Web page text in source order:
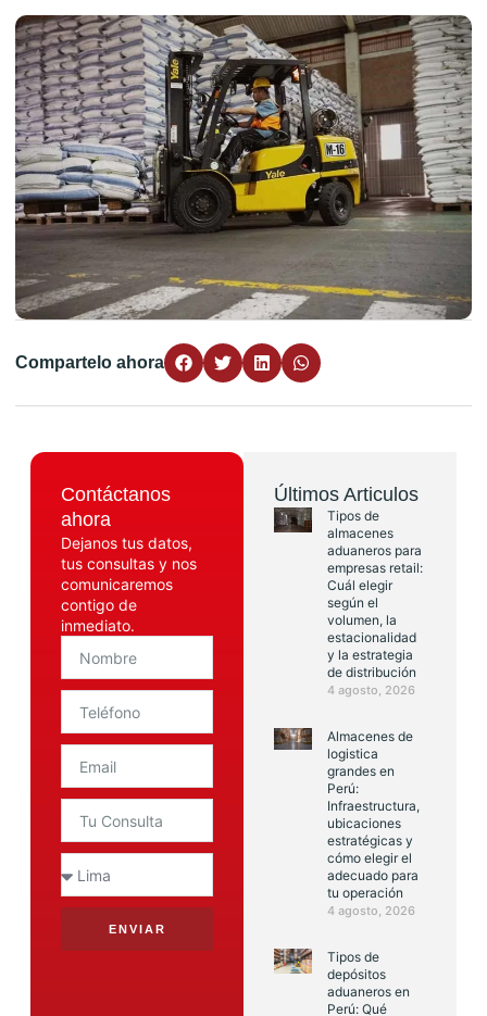
Compartelo ahora
Contáctanos
ahora
Dejanos tus datos,
tus consultas y nos
comunicaremos
contigo de
inmediato.
ENVIAR
Últimos Articulos
Tipos de
almacenes
aduaneros para
empresas retail:
Cuál elegir
según el
volumen, la
estacionalidad
y la estrategia
de distribución
4 agosto, 2026
Almacenes de
logistica
grandes en
Perú:
Infraestructura,
ubicaciones
estratégicas y
cómo elegir el
adecuado para
tu operación
4 agosto, 2026
Tipos de
depósitos
aduaneros en
Perú: Qué